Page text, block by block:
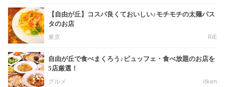
【自由が丘】コスパ良くておいしい♪モチモチの太麺パス
タのお店
東京
RIE
自由が丘で食べまくろう♪ビュッフェ・食べ放題のお店を
5店厳選！
グルメ
itken